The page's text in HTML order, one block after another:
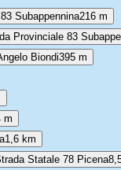
Subappennina216 m
Provinciale 83
Biondi395 m
m
1,6 km
Statale 78 Picena